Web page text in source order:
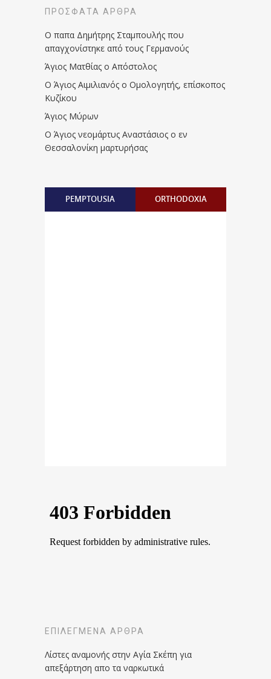
ΠΡΌΣΦΑΤΑ ΆΡΘΡΑ
Ο παπα Δημήτρης Σταμπουλής που
απαγχονίστηκε από τους Γερμανούς
Άγιος Ματθίας ο Απόστολος
Ο Άγιος Αιμιλιανός ο Ομολογητής, επίσκοπος
Κυζίκου
Άγιος Μύρων
Ο Άγιος νεομάρτυς Αναστάσιος ο εν
Θεσσαλονίκη μαρτυρήσας
PEMPTOUSIA ORTHODOXIA
ΕΠΙΛΕΓΜΈΝΑ ΆΡΘΡΑ
Λίστες αναμονής στην Αγία Σκέπη για
απεξάρτηση απο τα ναρκωτικά